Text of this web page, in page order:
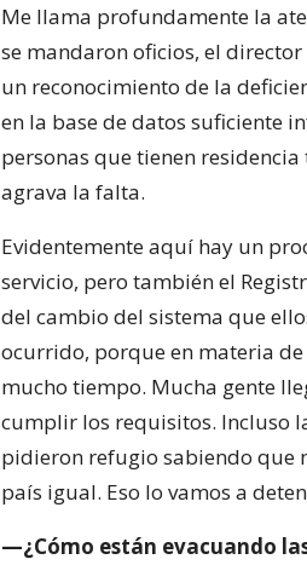
Me llama profundamente la
se mandaron oficios, el
un reconocimiento de la
en la base de datos suficiente
personas que tienen
agrava la falta.
Evidentemente aquí hay un
servicio, pero también el
del cambio del sistema que
ocurrido, porque en materia
mucho tiempo. Mucha gente
cumplir los requisitos. Incluso
pidieron refugio sabiendo que
país igual. Eso lo vamos a
—¿Cómo están evacuando